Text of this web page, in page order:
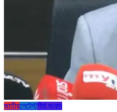
জাতীয়লেটেস্টশীর্ষ সংবাদ